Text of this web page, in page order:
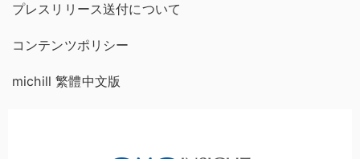
プレスリリース送付について
コンテンツポリシー
michill 繁體中文版